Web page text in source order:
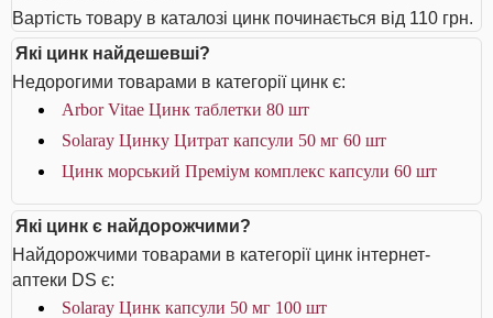
Вартість товару в каталозі цинк починається від 110 грн.
Які цинк найдешевші?
Недорогими товарами в категорії цинк є:
Arbor Vitae Цинк таблетки 80 шт
Solaray Цинку Цитрат капсули 50 мг 60 шт
Цинк морський Преміум комплекс капсули 60 шт
Які цинк є найдорожчими?
Найдорожчими товарами в категорії цинк інтернет-
аптеки DS є:
Solaray Цинк капсули 50 мг 100 шт